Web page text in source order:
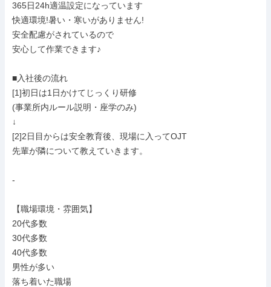
365日24h適温設定になっています
快適環境!暑い・寒いがありません!
安全配慮がされているので
安心して作業できます♪
■入社後の流れ
[1]初日は1日かけてじっくり研修
(事業所内ルール説明・座学のみ)
↓
[2]2日目からは安全教育後、現場に入ってOJT
先輩が隣について教えていきます。
-
【職場環境・雰囲気】
20代多数
30代多数
40代多数
男性が多い
落ち着いた職場